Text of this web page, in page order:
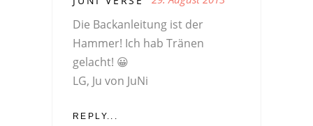
Die Backanleitung ist der
Hammer! Ich hab Tränen
gelacht! 😀
LG, Ju von JuNi
REPLY...